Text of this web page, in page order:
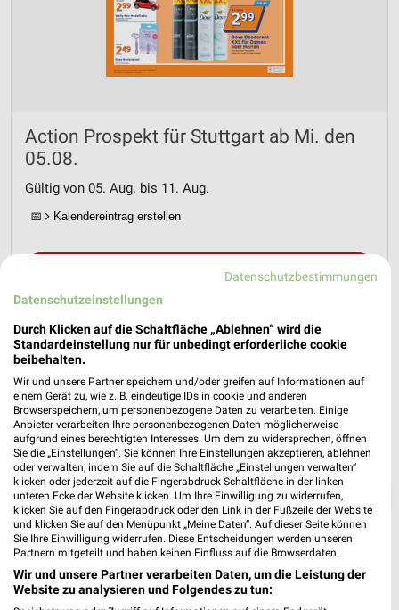
Action Prospekt für Stuttgart ab Mi. den
05.08.
Gültig von 05. Aug. bis 11. Aug.
📅 Kalendereintrag erstellen
Datenschutzbestimmungen
Datenschutzeinstellungen
Durch Klicken auf die Schaltfläche „Ablehnen“ wird die
Standardeinstellung nur für unbedingt erforderliche cookie
beibehalten.
Wir und unsere Partner speichern und/oder greifen auf Informationen auf
einem Gerät zu, wie z. B. eindeutige IDs in cookie und anderen
Browserspeichern, um personenbezogene Daten zu verarbeiten. Einige
Anbieter verarbeiten Ihre personenbezogenen Daten möglicherweise
aufgrund eines berechtigten Interesses. Um dem zu widersprechen, öffnen
Sie die „Einstellungen“. Sie können Ihre Einstellungen akzeptieren, ablehnen
oder verwalten, indem Sie auf die Schaltfläche „Einstellungen verwalten“
klicken oder jederzeit auf die Fingerabdruck-Schaltfläche in der linken
unteren Ecke der Website klicken. Um Ihre Einwilligung zu widerrufen,
klicken Sie auf den Fingerabdruck oder den Link in der Fußzeile der Website
und klicken Sie auf den Menüpunkt „Meine Daten“. Auf dieser Seite können
Sie Ihre Einwilligung widerrufen. Diese Entscheidungen werden unseren
Partnern mitgeteilt und haben keinen Einfluss auf die Browserdaten.
Wir und unsere Partner verarbeiten Daten, um die Leistung der
Website zu analysieren und Folgendes zu tun: